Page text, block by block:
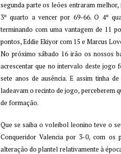
segunda parte os leões entraram
3º quarto a vencer por 69-66. O 4º
terminando com uma vantagem de 11
pontos, Eddie Ekiyor com 15 e Marcus
No próximo sábado 16 irão os nossos
acrescentar que no intervalo deste jogo
sete anos de ausência. E assim tinha
ladeavam o recinto de jogo, perceberem
de formação.
Que se saiba o voleibol leonino teve o
Conqueridor Valencia por 3-0, com os
alteração do plantel relativamente à